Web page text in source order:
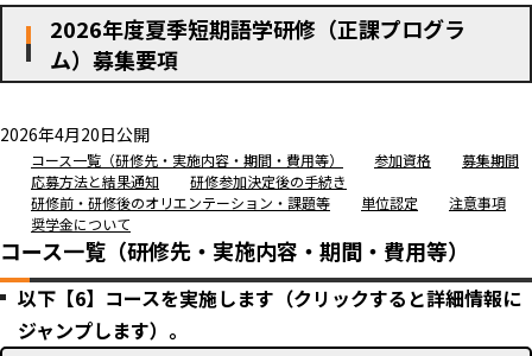
2026年度夏季短期語学研修（正課プログラ
ム）募集要項
2026年4月20日公開
コース一覧（研修先・実施内容・期間・費用等） 参加資格
募集期間
応募方法と結果通知
研修参加決定後の手続き
研修前・研修後のオリエンテーション・課題等
単位認定
注意事項
奨学金について
コース一覧（研修先・実施内容・期間・費用等）
以下【6】コースを実施します（クリックすると詳細情報に
ジャンプします）。